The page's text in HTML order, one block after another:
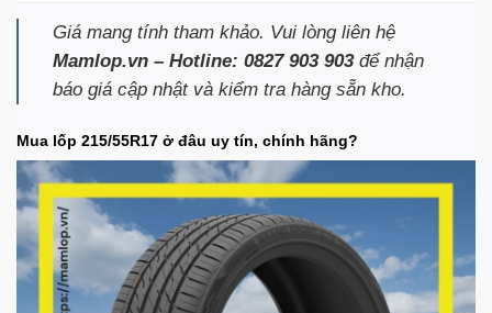
Giá mang tính tham khảo. Vui lòng liên hệ
Mamlop.vn – Hotline: 0827 903 903để nhận
báo giá cập nhật và kiểm tra hàng sẵn kho.
Mua lốp 215/55R17 ở đâu uy tín, chính hãng?